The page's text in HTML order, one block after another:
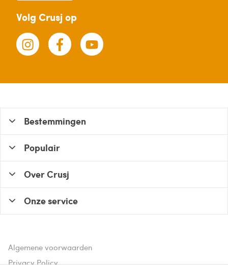
Volg Crusj op
Bestemmingen
Populair
Over Crusj
Onze service
Algemene voorwaarden
Privacy Policy